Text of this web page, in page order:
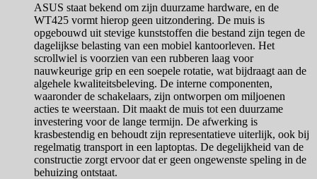
ASUS staat bekend om zijn duurzame hardware, en de
WT425 vormt hierop geen uitzondering. De muis is
opgebouwd uit stevige kunststoffen die bestand zijn tegen de
dagelijkse belasting van een mobiel kantoorleven. Het
scrollwiel is voorzien van een rubberen laag voor
nauwkeurige grip en een soepele rotatie, wat bijdraagt aan de
algehele kwaliteitsbeleving. De interne componenten,
waaronder de schakelaars, zijn ontworpen om miljoenen
acties te weerstaan. Dit maakt de muis tot een duurzame
investering voor de lange termijn. De afwerking is
krasbestendig en behoudt zijn representatieve uiterlijk, ook bij
regelmatig transport in een laptoptas. De degelijkheid van de
constructie zorgt ervoor dat er geen ongewenste speling in de
behuizing ontstaat.